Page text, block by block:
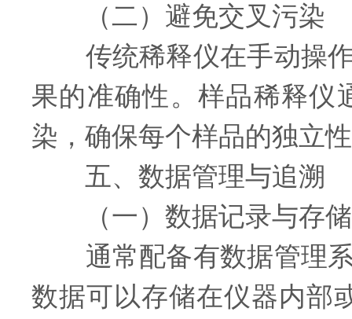
（二）避免交叉污染
传统稀释仪在手动操作
果的准确性。样品稀释仪
染，确保每个样品的独立
五、数据管理与追溯
（一）数据记录与存储
通常配备有数据管理系
数据可以存储在仪器内部